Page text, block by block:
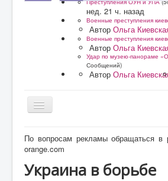
нед. 21 ч. назад
Военные преступления
Автор Ольга
Военные преступления
Автор Ольга
Удар по музею-панораме
Сообщений)
Автор Ольга
Форум
О проекте
По вопросам рекламы обращаться в
orange.com
Украина в борьбе